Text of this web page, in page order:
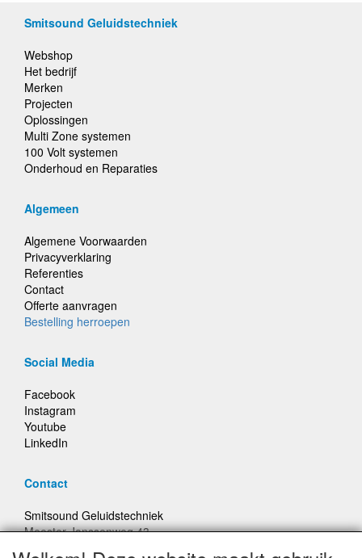
Smitsound Geluidstechniek
Webshop
Het bedrijf
Merken
Projecten
Oplossingen
Multi Zone systemen
100 Volt systemen
Onderhoud en Reparaties
Algemeen
Algemene Voorwaarden
Privacyverklaring
Referenties
Contact
Offerte aanvragen
Bestelling herroepen
Social Media
Facebook
Instagram
Youtube
LinkedIn
Contact
Smitsound Geluidstechniek
Meester Janssenweg 43